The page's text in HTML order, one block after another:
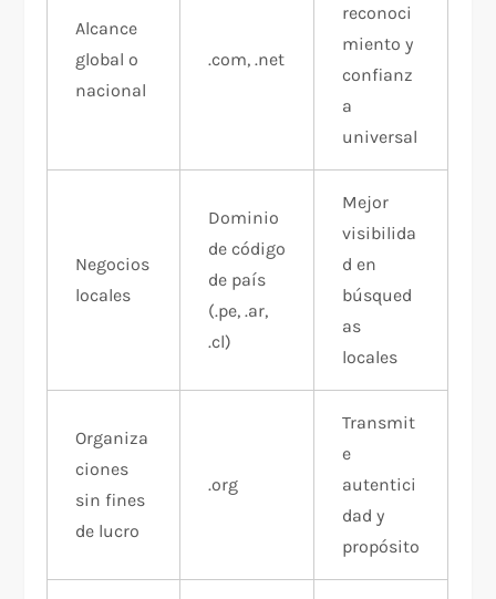
Alcance
global o
nacional
.com, .net
reconoci
miento y
confianz
a
universal​
Negocios
locales
Dominio
de código
de país
(.pe, .ar,
.cl)
Mejor
visibilida
d en
búsqued
as
locales​
Organiza
ciones
sin fines
de lucro
.org
Transmit
e
autentici
dad y
propósito​